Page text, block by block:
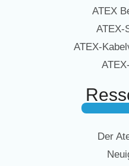
ATEX
ATEX-
ATEX-
Der